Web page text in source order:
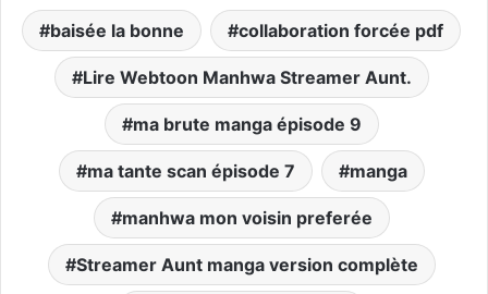
baisée la bonne collaboration forcée pdf
Lire Webtoon Manhwa Streamer Aunt.
ma brute manga épisode 9
ma tante scan épisode 7 manga
manhwa mon voisin preferée
Streamer Aunt manga version complète